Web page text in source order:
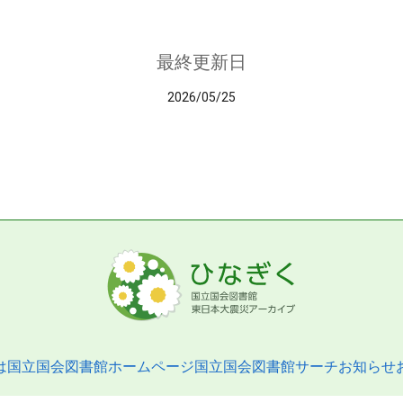
最終更新日
2026/05/25
国立国会図書館ホームページ国立国会図書館サーチお知らせ